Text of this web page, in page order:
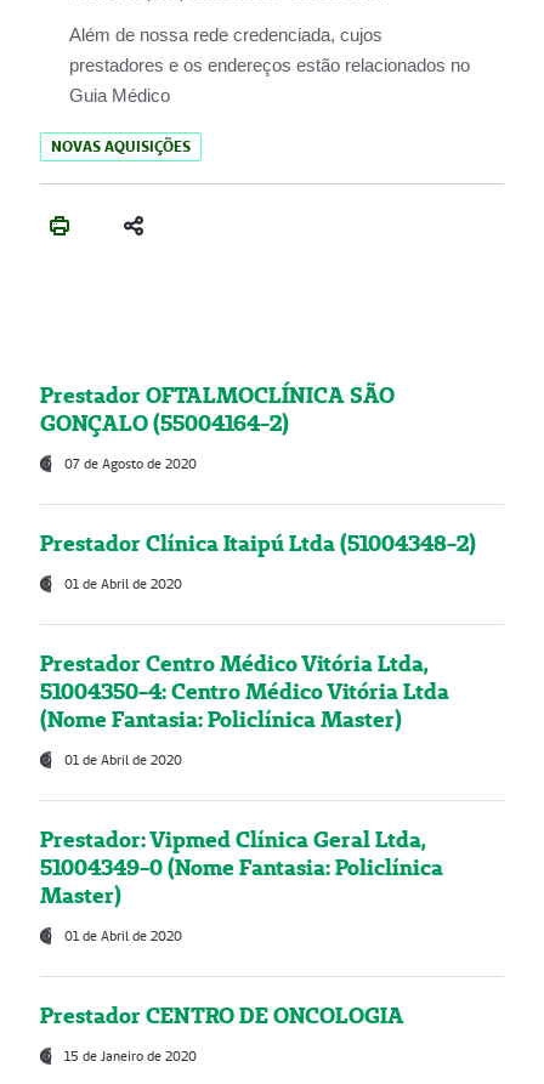
Além de nossa rede credenciada, cujos
prestadores e os endereços estão relacionados no
Guia Médico
NOVAS AQUISIÇÕES
Prestador OFTALMOCLÍNICA SÃO
GONÇALO (55004164-2)
07 de Agosto de 2020
Prestador Clínica Itaipú Ltda (51004348-2)
01 de Abril de 2020
Prestador Centro Médico Vitória Ltda,
51004350-4: Centro Médico Vitória Ltda
(Nome Fantasia: Policlínica Master)
01 de Abril de 2020
Prestador: Vipmed Clínica Geral Ltda,
51004349-0 (Nome Fantasia: Policlínica
Master)
01 de Abril de 2020
Prestador CENTRO DE ONCOLOGIA
15 de Janeiro de 2020